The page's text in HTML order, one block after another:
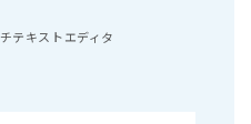
テキストエディタ